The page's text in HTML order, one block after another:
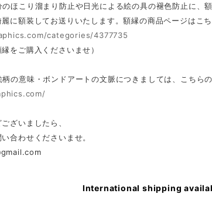
ほこり溜まり防止や日光による絵の具の褪色防止に、
に額装してお送りいたします。額縁の商品ページはこ
categories/4377735
をご購入くださいませ）
の意味・ボンドアートの文脈につきましては、こちら
ざいましたら、
合わせくださいませ。
International shipping